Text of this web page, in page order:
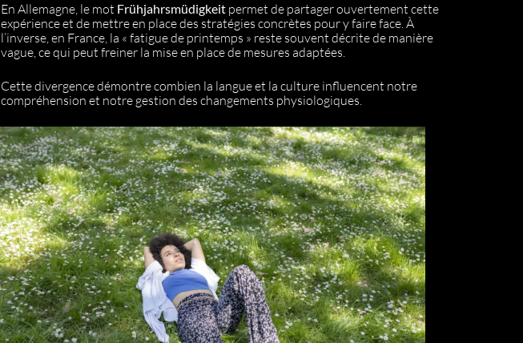
En Allemagne, le mot Frühjahrsmüdigkeit permet de partager ouvertement cette
expérience et de mettre en place des stratégies concrètes pour y faire face. À
l’inverse, en France, la « fatigue de printemps » reste souvent décrite de manière
vague, ce qui peut freiner la mise en place de mesures adaptées.
Cette divergence démontre combien la langue et la culture influencent notre
compréhension et notre gestion des changements physiologiques.